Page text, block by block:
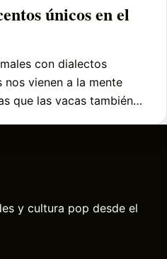
únicos en el
con dialectos
nos vienen a la mente
que las vacas también…
y cultura pop desde el